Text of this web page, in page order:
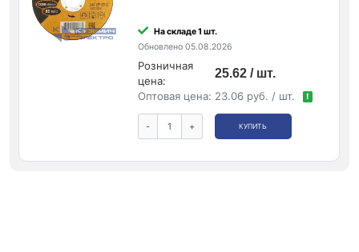
На складе 1 шт.
Обновлено 05.08.2026
Розничная
цена:
25.62 / шт.
Оптовая цена: 23.06 руб. / шт. !
- + КУПИТЬ